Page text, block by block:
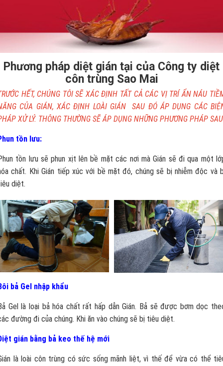
Phương pháp diệt gián tại của Công ty diệt
côn trùng Sao Mai
HẾT, CHÚNG TÔI SẼ XÁC ĐỊNH TẤT CẢ CÁC VỊ TRÍ ẨN NÁU
CỦA GIÁN, XÁC ĐỊNH LOÀI GIÁN SAU ĐÓ ÁP DỤNG CÁC
XỬ LÝ. THÔNG THƯỜNG SẼ ÁP DỤNG NHỮNG PHƯƠNG PHÁP
tồn lưu:
tồn lưu sẽ phun xịt lên bề mặt các nơi mà Gián sẽ đi qua một
chất. Khi Gián tiếp xúc với bề mặt đó, chúng sẽ bị nhiễm độc và
diệt.
bả Gel nhập khẩu
Gel là loại bả hóa chất rất hấp dẫn Gián. Bả sẽ được bơm dọc
đường đi của chúng. Khi ăn vào chúng sẽ bị tiêu diệt.
gián bằng bả keo thế hệ mới
là loài côn trùng có sức sống mãnh liệt, vì thế để vừa có thể